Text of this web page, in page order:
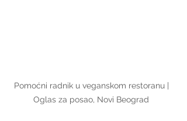
Pomoćni radnik u veganskom restoranu |
Oglas za posao, Novi Beograd